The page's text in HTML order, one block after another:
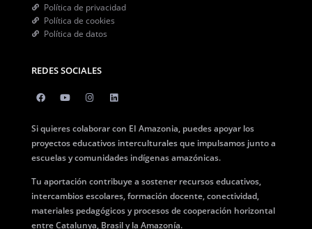
Política de privacidad
Política de cookies
Política de datos
REDES SOCIALES
Si quieres colaborar con EI Amazonia, puedes apoyar los
proyectos educativos interculturales que impulsamos junto a
escuelas y comunidades indígenas amazónicas.
Tu aportación contribuye a sostener recursos educativos,
intercambios escolares, formación docente, conectividad,
materiales pedagógicos y procesos de cooperación horizontal
entre Catalunya, Brasil y la Amazonía.